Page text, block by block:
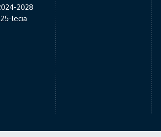
2028
lecia